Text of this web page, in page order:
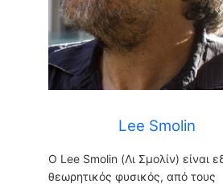
Lee Smolin
Ο Lee Smolin (Λι Σμολίν) είναι
θεωρητικός φυσικός, από τους